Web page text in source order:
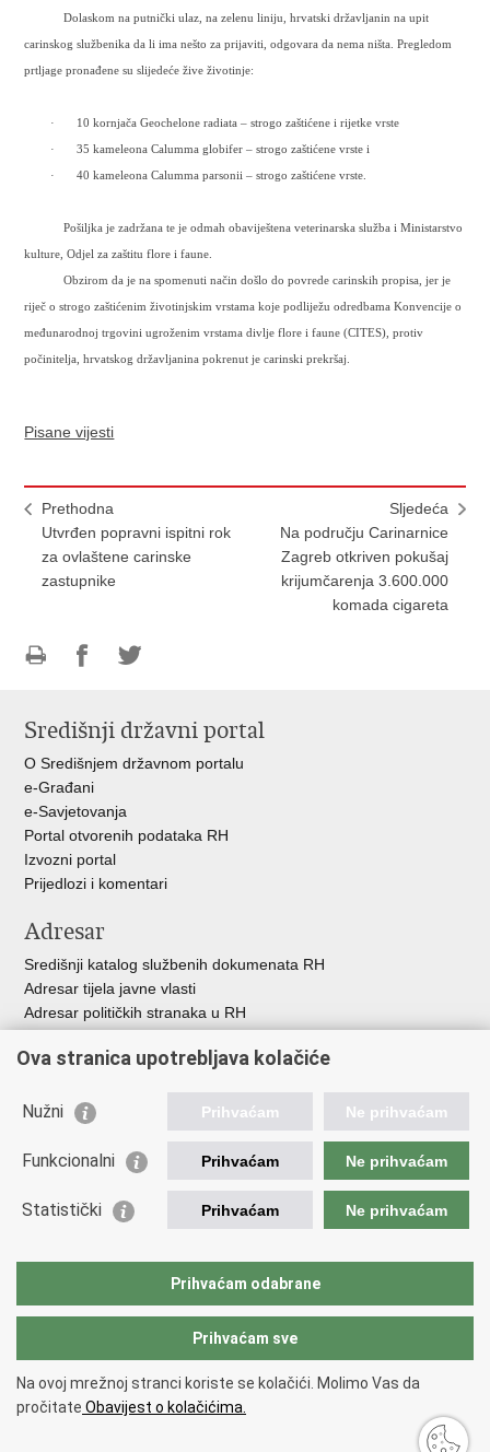
Dolaskom na putnički ulaz, na zelenu liniju, hrvatski državljanin na upit
carinskog službenika da li ima nešto za prijaviti, odgovara da nema ništa. Pregledom
prtljage pronađene su slijedeće žive životinje:
· 10 kornjača Geochelone radiata – strogo zaštićene i rijetke vrste
· 35 kameleona Calumma globifer – strogo zaštićene vrste i
· 40 kameleona Calumma parsonii – strogo zaštićene vrste.
Pošiljka je zadržana te je odmah obaviještena veterinarska služba i Ministarstvo
kulture, Odjel za zaštitu flore i faune.
Obzirom da je na spomenuti način došlo do povrede carinskih propisa, jer je
riječ o strogo zaštićenim životinjskim vrstama koje podliježu odredbama Konvencije o
međunarodnoj trgovini ugroženim vrstama divlje flore i faune (CITES), protiv
počinitelja, hrvatskog državljanina pokrenut je carinski prekršaj.
Pisane vijesti
Prethodna
Utvrđen popravni ispitni rok
za ovlaštene carinske
zastupnike
Sljedeća
Na području Carinarnice
Zagreb otkriven pokušaj
krijumčarenja 3.600.000
komada cigareta
FacebookuTwitteru
Središnji državni portal
O Središnjem državnom portalu
e-Građani
e-Savjetovanja
Portal otvorenih podataka RH
Izvozni portal
Prijedlozi i komentari
Adresar
Središnji katalog službenih dokumenata RH
Adresar tijela javne vlasti
Adresar političkih stranaka u RH
Popis dužnosnika u RH
Besplatni telefoni javne uprave
Važne poveznice
Vlada Republike Hrvatske
Europska komisija
Taxation and Customs Union
Copyright © 2026 Ministarstvo financija, Carinska uprava.
korištenja.
Ova stranica upotrebljava kolačiće
Nužni Prihvaćam Ne prihvaćam
Funkcionalni Prihvaćam Ne prihvaćam
Statistički Prihvaćam Ne prihvaćam
Prihvaćam odabrane
Prihvaćam sve
Na ovoj mrežnoj stranci koriste se kolačići. Molimo Vas da
pročitate Obavijest o kolačićima.